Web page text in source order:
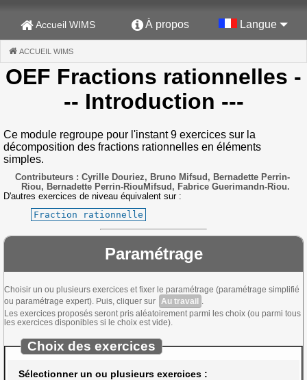
Accueil WIMS À propos Langue
ACCUEIL WIMS
OEF Fractions rationnelles -
-- Introduction ---
Ce module regroupe pour l'instant 9 exercices sur la
décomposition des fractions rationnelles en éléments
simples.
Contributeurs : Cyrille Douriez, Bruno Mifsud, Bernadette Perrin-
Riou, Bernadette Perrin-RiouMifsud, Fabrice Guerimandn-Riou.
D'autres exercices de niveau équivalent sur :
Fraction rationnelle
Paramétrage
Choisir un ou plusieurs exercices et fixer le paramétrage (paramétrage simplifié
ou paramétrage expert). Puis, cliquer sur
Au travail
Les exercices proposés seront pris aléatoirement parmi les choix (ou parmi tous
les exercices disponibles si le choix est vide).
Choix des exercices
Sélectionner un ou plusieurs exercices :